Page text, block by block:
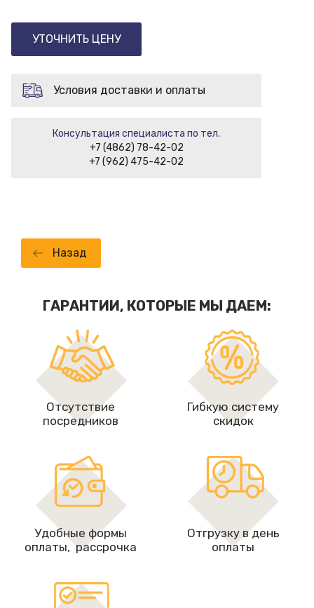
УТОЧНИТЬ ЦЕНУ
Условия доставки и оплаты
Консультация специалиста по тел.
+7 (4862) 78-42-02
+7 (962) 475-42-02
Назад
ГАРАНТИИ, КОТОРЫЕ МЫ ДАЕМ:
Отсутствие
посредников
Гибкую систему
скидок
Удобные формы
оплаты, рассрочкa
Отгрузку в день
оплаты